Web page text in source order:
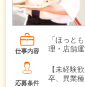
仕事内容
「ほっと
理・店舗
応募条件
【未経験
卒、異業